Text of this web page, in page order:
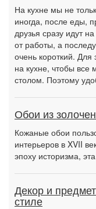
На кухне мы не
иногда, после еды,
друзья сразу идут
от работы, а
очень короткий. Для
на кухне, чтобы все
столом. Поэтому
Обои из
Кожаные обои
интерьеров в XVII
эпоху историзма,
Декор и
стиле